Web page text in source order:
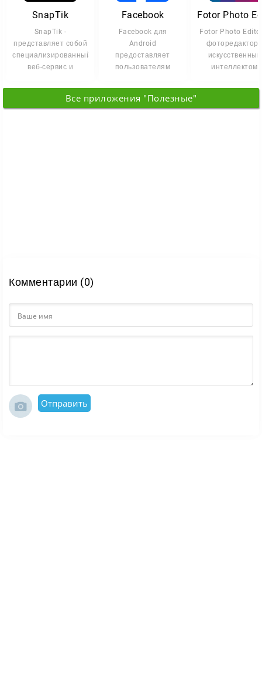
SnapTik
SnapTik -
представляет собой
специализированный
веб-сервис и
приложение,
предназначенное
Facebook
Facebook для
Android
предоставляет
пользователям
к социальной сети с
мобильных
Fotor Photo
фоторедактор
искусственным
интеллектом,
превращает
Все приложения "Полезные"
Комментарии (0)
Отправить